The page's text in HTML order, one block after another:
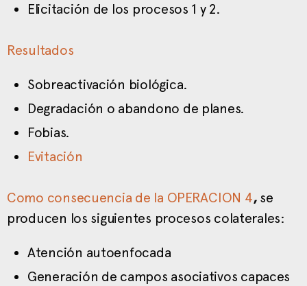
Elicitación de los procesos 1 y 2.
Resultados
Sobreactivación biológica.
Degradación o abandono de planes.
Fobias.
Evitación
Como consecuencia de la OPERACION 4,se
producen los siguientes procesos colaterales:
Atención autoenfocada
Generación de campos asociativos capaces